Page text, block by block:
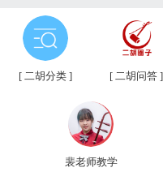
[ 二胡分类 ] [ 二胡问答 ]
裴老师教学
第三届“汉韵杯”
汉韵二胡教学视
汉韵二胡高老师教
汉韵二胡裴老师教
汉韵二胡歌曲教学